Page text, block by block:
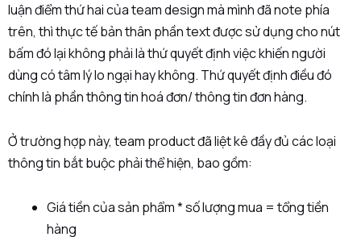
luận điểm thứ hai của team design mà mình đã note phía
trên, thì thực tế bản thân phần text được sử dụng cho nút
bấm đó lại không phải là thứ quyết định việc khiến người
dùng có tâm lý lo ngại hay không. Thứ quyết định điều đó
chính là phần thông tin hoá đơn/ thông tin đơn hàng.
Ở trường hợp này, team product đã liệt kê đầy đủ các loại
thông tin bắt buộc phải thể hiện, bao gồm:
Giá tiền của sản phẩm * số lượng mua = tổng tiền
hàng